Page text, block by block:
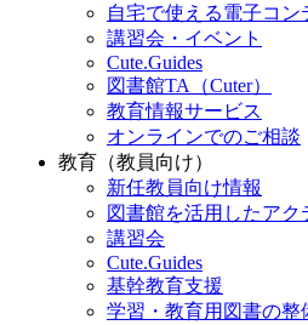
自宅で使える電子コン
講習会・イベント
Cute.Guides
図書館TA（Cuter）
教育情報サービス
オンラインでのご相談
教育（教員向け）
新任教員向け情報
図書館を活用したア
講習会
Cute.Guides
基幹教育支援
学習・教育用図書の整